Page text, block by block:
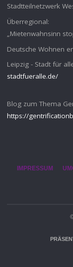
Stadtteilnetzwerk
Überregional:
„Mietenwahnsinn
Deutsche Wohnen
Leipzig - Stadt für
stadtfueralle.de/
Blog zum Thema
https://
IMPRESSUM